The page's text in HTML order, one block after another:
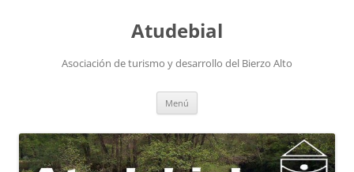
Atudebial
Asociación de turismo y desarrollo del Bierzo Alto
Menú